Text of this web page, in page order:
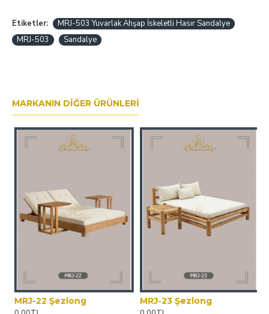
Etiketler:
MRJ-503 Yuvarlak Ahşap İskeletli Hasır Sandalye
MRJ-503
Sandalye
MARKANIN DIĞER ÜRÜNLERI
MRJ-22 Şezlong
MRJ-23 Şezlong